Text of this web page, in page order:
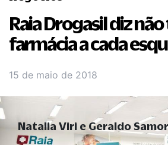
Raia Drogasil diz
farmácia a cada
15 de maio de 2018
Natalia Viri e Geraldo Samor